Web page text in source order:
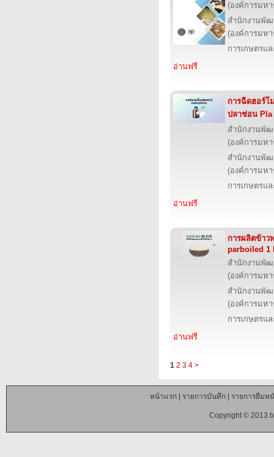
(องค์การมห
สำนักงานพัฒ
(องค์การมห
การเกษตรแ
อ่านฟรี
การฉีดฮอร์โ
ปลาช่อน Pla
สำนักงานพัฒ
(องค์การมห
สำนักงานพัฒ
(องค์การมห
การเกษตรแ
อ่านฟรี
การผลิตข้าว
parboiled 1
สำนักงานพัฒ
(องค์การมห
สำนักงานพัฒ
(องค์การมห
การเกษตรแ
อ่านฟรี
1 2 3 4 >
หน้าแรก| รายการบันทึก| รายการยืมห
Copyright © 2013